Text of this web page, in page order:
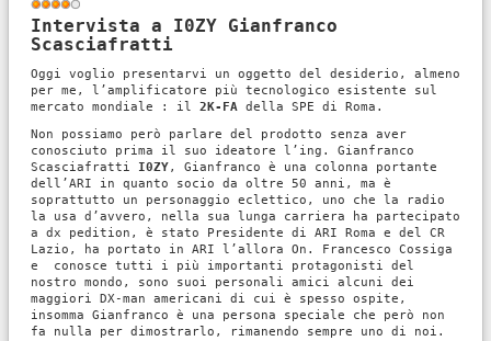
Valutazione
attuale:4/5
Intervista a I0ZY Gianfranco
Scasciafratti
Oggi voglio presentarvi un oggetto del desiderio, almeno
per me, l’amplificatore più tecnologico esistente sul
mercato mondiale : il 2K-FA della SPE di Roma.
Non possiamo però parlare del prodotto senza aver
conosciuto prima il suo ideatore l’ing. Gianfranco
Scasciafratti I0ZY, Gianfranco è una colonna portante
dell’ARI in quanto socio da oltre 50 anni, ma è
soprattutto un personaggio eclettico, uno che la radio
la usa d’avvero, nella sua lunga carriera ha partecipato
a dx pedition, è stato Presidente di ARI Roma e del CR
Lazio, ha portato in ARI l’allora On. Francesco Cossiga
e conosce tutti i più importanti protagonisti del
nostro mondo, sono suoi personali amici alcuni dei
maggiori DX-man americani di cui è spesso ospite,
insomma Gianfranco è una persona speciale che però non
fa nulla per dimostrarlo, rimanendo sempre uno di noi.